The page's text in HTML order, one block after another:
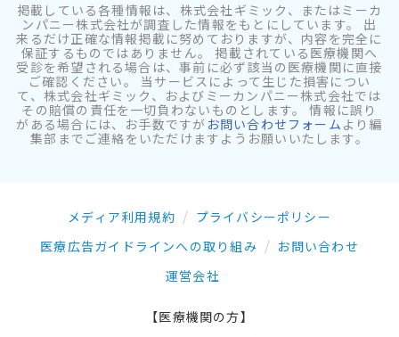
掲載している各種情報は、株式会社ギミック、またはミーカ
ンパニー株式会社が調査した情報をもとにしています。 出
来るだけ正確な情報掲載に努めておりますが、内容を完全に
保証するものではありません。 掲載されている医療機関へ
受診を希望される場合は、事前に必ず該当の医療機関に直接
ご確認ください。 当サービスによって生じた損害につい
て、株式会社ギミック、およびミーカンパニー株式会社では
その賠償の責任を一切負わないものとします。 情報に誤り
がある場合には、お手数ですが お問い合わせフォーム より編
集部までご連絡をいただけますようお願いいたします。
メディア利用規約
プライバシーポリシー
医療広告ガイドラインへの取り組み
お問い合わせ
運営会社
【医療機関の方】